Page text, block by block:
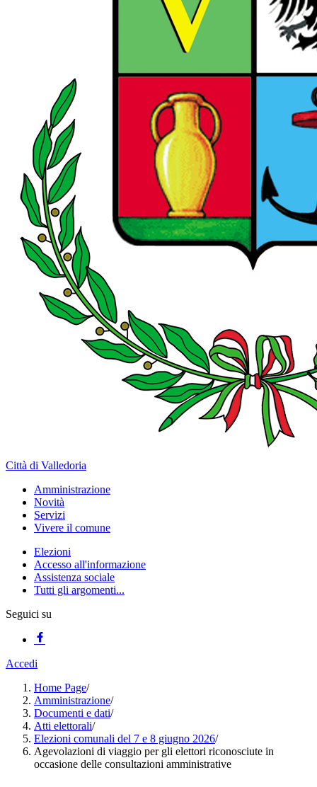
Città di Valledoria
Amministrazione
Novità
Servizi
Vivere il comune
Elezioni
Accesso all'informazione
Assistenza sociale
Tutti gli argomenti...
Seguici su
Accedi
Home Page/
Amministrazione/
Documenti e dati/
Atti elettorali/
Elezioni comunali del 7 e 8 giugno 2026/
Agevolazioni di viaggio per gli elettori riconosciute in
occasione delle consultazioni amministrative